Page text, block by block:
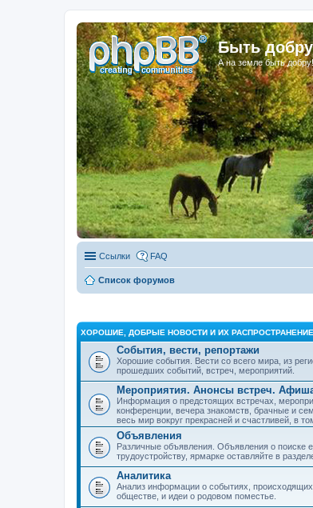
Быть добру
А на земле быть добру!
Ссылки FAQ
Список форумов
ХОРОШИЕ, ДОБРЫЕ НОВОСТИ И ИХ
События, вести, репортажи
Хорошие события. Вести со всего мира, из
прошедших событий, встреч, мероприятий.
Мероприятия. Анонсы встреч.
Информация о предстоящих встречах,
конференции, вечера знакомств, брачные и
весь мир вокруг прекрасней и счастливей, в
Объявления
Различные объявления. Объявления о поиске
трудоустройству, ярмарке оставляйте в
Аналитика
Анализ информации о событиях,
обществе, и идеи о родовом поместье.